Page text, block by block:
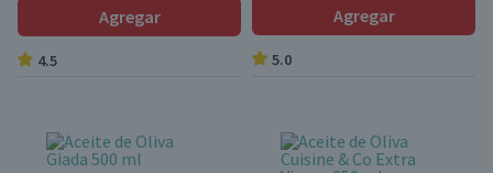
Agregar
4.5
Agregar
5.0